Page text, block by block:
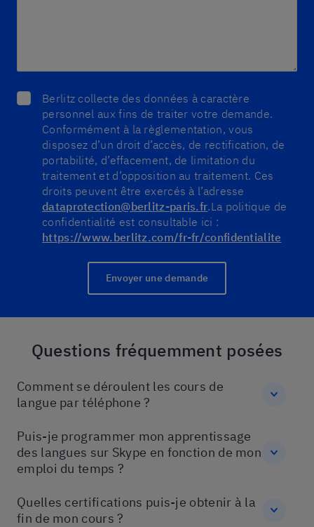
Berlitz collecte des données à caractère
personnel aux fins de traiter votre demande.
Conformément à la règlementation, vous
disposez d’un droit d’accès, de rectification, de
portabilité, d’effacement, de limitation du
traitement et d’opposition au traitement. Ces
droits peuvent être exercés à l’adresse
dataprotection@berlitz-paris.fr.La politique de
confidentialité est consultable ici :
https://www.berlitz.com/fr-fr/confidentialite
Envoyer une demande
Questions fréquemment posées
Comment se déroulent les cours de
langue par téléphone ?
Puis-je programmer mon apprentissage
des langues sur Skype en fonction de mon
emploi du temps ?
Quelles certifications puis-je obtenir à la
fin de mon cours ?